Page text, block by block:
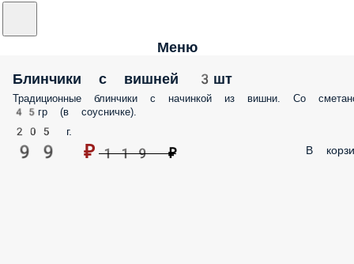
Меню
Блинчики с вишней 3шт
Традиционные блинчики с начинкой из вишни. Со
45гр (в соусничке).
205 г.
99 ₽ 119 ₽ В